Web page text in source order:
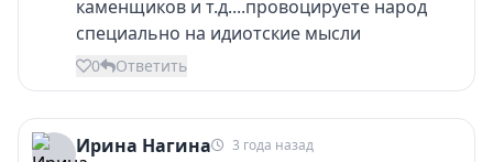
каменщиков и т.д....провоцируете народ
специально на идиотские мысли
0 Ответить
Ирина Нагина 3 года назад